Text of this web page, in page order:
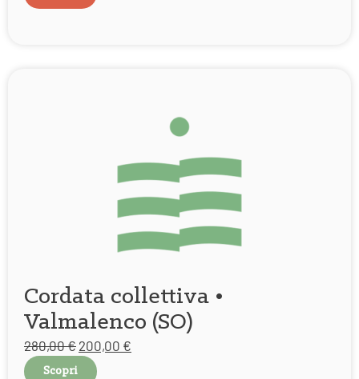
Cordata collettiva •
Valmalenco (SO)
280,00€ 200,00 €
Scopri